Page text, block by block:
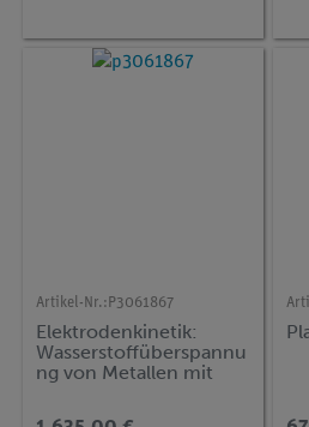
Artikel-Nr.: P3061867
Elektrodenkinetik:
Wasserstoffüberspannu
ng von Metallen mit